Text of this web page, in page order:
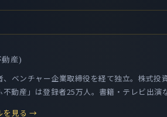
産)
ベンチャー企業取締役を経て独立。株式投
動産」は登録者25万人。書籍・テレビ出演
を見る →